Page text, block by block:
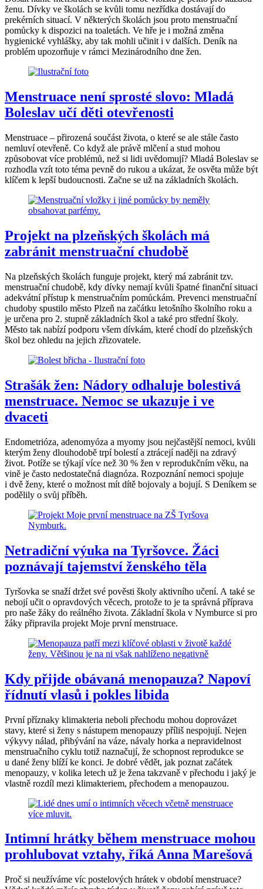
ženu. Dívky ve školách se kvůli tomu nezřídka dostávají do
prekérních situací. V některých školách jsou proto menstruační
pomůcky k dispozici na toaletách. Ve hře je i možná změna
hygienické vyhlášky, aby tak mohli učinit i v dalších. Deník na
problém upozorňuje v rámci Mezinárodního dne žen.
Menstruace není sprosté slovo: Mladá
Boleslav učí děti otevřenosti
Menstruace – přirozená součást života, o které se ale stále často
nemluví otevřeně. Co když ale právě mlčení a stud mohou
způsobovat více problémů, než si lidi uvědomují? Mladá Boleslav se
rozhodla vzít toto téma pevně do rukou a ukázat, že osvěta může být
klíčem k lepší budoucnosti. Začne se už na základních školách.
Projekt na plzeňských školách má
zabránit menstruační chudobě
Na plzeňských školách funguje projekt, který má zabránit tzv.
menstruační chudobě, kdy dívky nemají kvůli špatné finanční situaci
adekvátní přístup k menstruačním pomůckám. Prevenci menstruační
chudoby spustilo město Plzeň na začátku letošního školního roku a
je určena pro 2. stupně základních škol a také pro střední školy.
Město tak nabízí podporu všem dívkám, které chodí do plzeňských
škol bez ohledu na jejich zřizovatele.
Strašák žen: Nádory odhaluje bolestivá
menstruace. Nemoc se ukazuje i ve
dvaceti
Endometrióza, adenomyóza a myomy jsou nejčastější nemoci, kvůli
kterým ženy dlouhodobě trpí bolestí a ztrácejí naději na zdravý
život. Potíže se týkají více než 30 % žen v reprodukčním věku, na
vině je často nedostatečná diagnóza. Rozpoznání nemoci spojuje
i dvě ženy, které o možnost mít dítě bojovaly a bojují. S Deníkem se
podělily o svůj příběh.
Netradiční výuka na Tyršovce. Žáci
poznávají tajemství ženského těla
Tyršovka se snaží držet své pověsti školy aktivního učení. A také se
nebojí učit o opravdových věcech, protože to je ta správná příprava
pro naše žáky do reálného života. Základní škola v Nymburce si pro
žáky připravila projekt Moje první menstruace.
Kdy přijde obávaná menopauza? Napoví
řídnutí vlasů i pokles libida
První příznaky klimakteria neboli přechodu mohou doprovázet
stavy, které si ženy s nástupem menopauzy příliš nespojují. Nejen
výkyvy nálad, přibývání na váze, návaly horka a nepravidelnost
menstruačního cyklu totiž naznačují, že schopnost reprodukce se
u dané ženy blíží ke konci. Je dobré vědět, jak poznat začátek
menopauzy, v kolika letech už je žena takzvaně v přechodu i jaký je
vlastně rozdíl mezi klimakteriem, přechodem a menopauzou.
Intimní hrátky během menstruace mohou
prohlubovat vztahy, říká Anna Marešová
Proč si neužíváme víc postelových hrátek v období menstruace?